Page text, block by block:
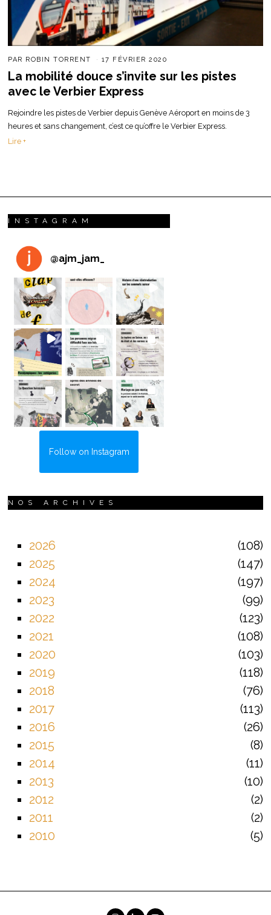
PAR ROBIN TORRENT 17 FÉVRIER 2020
La mobilité douce s’invite sur les pistes
avec le Verbier Express
Rejoindre les pistes de Verbier depuis Genève Aéroport en moins de 3
heures et sans changement, c’est ce qu’offre le Verbier Express.
Lire +
INSTAGRAM
@ajm_jam_
Follow on Instagram
NOS ARCHIVES
2026
108
2025
147
2024
197
2023
99
2022
123
2021
108
2020
103
2019
118
2018
76
2017
113
2016
26
2015
8
2014
11
2013
10
2012
2
2011
2
2010
5